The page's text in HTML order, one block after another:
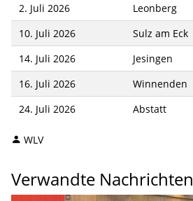
2. Juli 2026
Leonberg
10. Juli 2026
Sulz am Eck
14. Juli 2026
Jesingen
16. Juli 2026
Winnenden
24. Juli 2026
Abstatt
WLV
Verwandte Nachrichten